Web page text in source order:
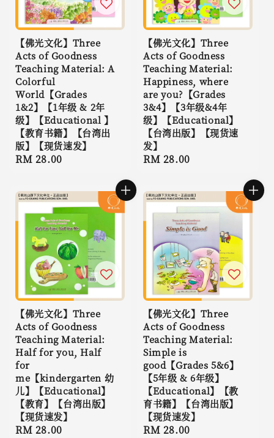
【佛光文化】Three
Acts of Goodness
Teaching Material: A
Colorful
World【Grades
1&2】【1年级 & 2年
级】【Educational 】
【教育书籍】【台湾出
版】【现货速发】
Regular
RM 28.00
【佛光文化】Three
Acts of Goodness
Teaching Material:
Happiness, where
are you?【Grades
3&4】【3年级&4年
级】【Educational】
【台湾出版】【现货速
发】
Regular
RM 28.00
【佛光文化】Three
Acts of Goodness
Teaching Material:
Half for you, Half
for
me【kindergarten 幼
儿】【Educational】
【教育】【台湾出版】
【现货速发】
Regular
RM 28.00
【佛光文化】Three
Acts of Goodness
Teaching Material:
Simple is
good【Grades 5&6】
【5年级 & 6年级】
【Educational】【教
育书籍】【台湾出版】
【现货速发】
Regular
RM 28.00